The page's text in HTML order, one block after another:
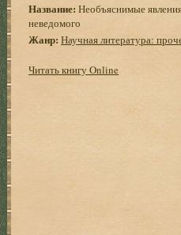
Название: Необъяснимые
неведомого
Жанр: Научная литература:
Читать книгу Online